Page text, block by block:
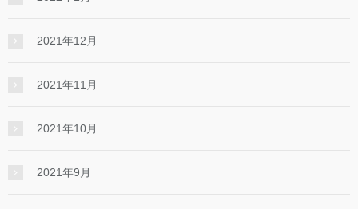
2021年12月
2021年11月
2021年10月
2021年9月